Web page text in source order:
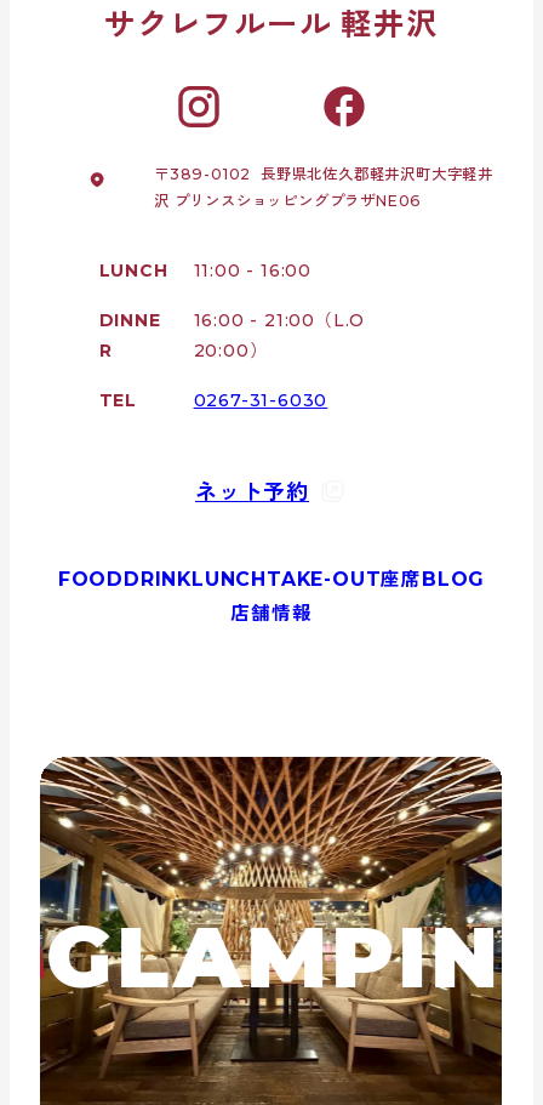
サクレフルール 軽井沢
〒389-0102 長野県北佐久郡軽井沢町大字軽井
沢 プリンスショッピングプラザNE06
LUNCH 11:00 - 16:00
DINNE
R
16:00 - 21:00（L.O
20:00）
TEL 0267-31-6030
ネット予約
FOODDRINKLUNCHTAKE-OUT座席BLOG
店舗情報